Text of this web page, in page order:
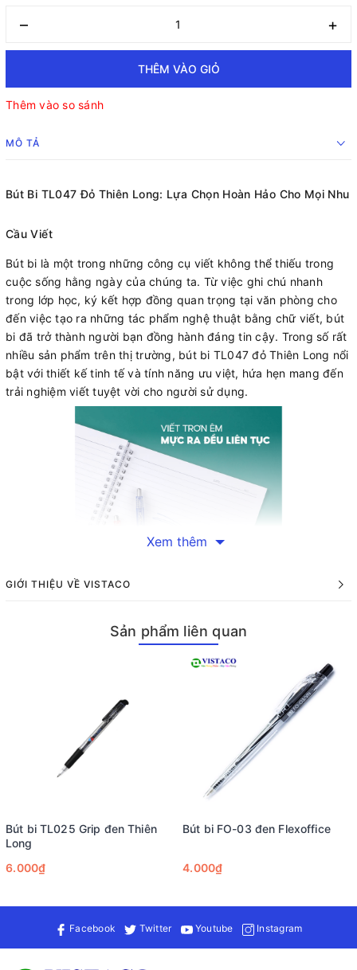
– +
THÊM VÀO GIỎ
Thêm vào so sánh
MÔ TẢ
Bút Bi TL047 Đỏ Thiên Long: Lựa Chọn Hoàn Hảo Cho Mọi Nhu
Cầu Viết
Bút bi là một trong những công cụ viết không thể thiếu trong
cuộc sống hằng ngày của chúng ta. Từ việc ghi chú nhanh
trong lớp học, ký kết hợp đồng quan trọng tại văn phòng cho
đến việc tạo ra những tác phẩm nghệ thuật bằng chữ viết, bút
bi đã trở thành người bạn đồng hành đáng tin cậy. Trong số rất
nhiều sản phẩm trên thị trường, bút bi TL047 đỏ Thiên Long nổi
bật với thiết kế tinh tế và tính năng ưu việt, hứa hẹn mang đến
trải nghiệm viết tuyệt vời cho người sử dụng.
Bút bi TL047 đỏ Thiên Long được thiết kế với sự cân đối hoàn
hảo. Phần thân giữa của bút hơi phồng, tạo cảm giác thoải mái
khi cầm nắm, trong khi hai đầu bút thon gọn, giúp dễ dàng di
chuyển và điều khiển. Một điểm nhấn đặc biệt của sản phẩm
này là nút bấm mạ crom sáng bóng, không chỉ mang lại vẻ đẹp
sang trọng mà còn tạo cảm giác chắc chắn mỗi khi sử dụng.
Đầu bi 0.7mm của bút cho nét viết sắc nét và mượt mà, giúp
bạn ghi chép dễ dàng mà không gặp phải tình trạng mực bị
ngắt quãng hay nhòe.
tiện lợi, giúp người dùng dễ dàng mở và đóng nắp chỉ bằng một
nhanh chóng và tiện lợi, như khi đang di chuyển hoặc tham gia
giúp giảm trơn trượt khi viết và mang lại cảm giác êm ái cho
bàn tay. Đây là yếu tố quan trọng đối với những ai thường
xuyên phải viết trong thời gian dài, giúp giảm thiểu tình trạng
mỏi tay.
Xem thêm
GIỚI THIỆU VỀ VISTACO
Sản phẩm liên quan
Bút bi TL025 Grip đen Thiên
Long
6.000₫
Bút bi FO-03 đen Flexoffice
4.000₫
Facebook Twitter Youtube Instagram